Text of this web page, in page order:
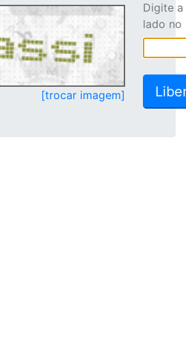
[trocar imagem]
Digite
lado no